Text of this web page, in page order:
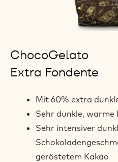
ChocoGelato
Extra Fondente
Mit 60% extra
Sehr dunkle, warme
Sehr intensiver
geröstetem Kakao